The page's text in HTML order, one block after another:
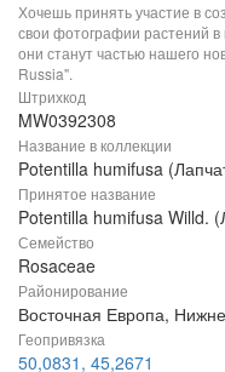
Хочешь принять участие в
свои фотографии растений
они станут частью нашего
Russia".
Штрихкод
MW0392308
Название в коллекции
Potentilla humifusa
Принятое название
Potentilla humifusa Willd.
Семейство
Rosaceae
Районирование
Восточная Европа,
Геопривязка
50,0831, 45,2671